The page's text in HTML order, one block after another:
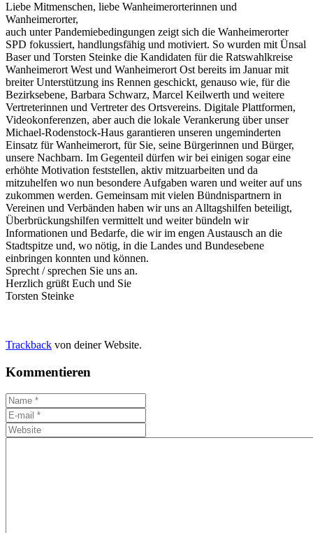
Liebe Mitmenschen, liebe Wanheimerorterinnen und
Wanheimerorter,
auch unter Pandemiebedingungen zeigt sich die Wanheimerorter
SPD fokussiert, handlungsfähig und motiviert. So wurden mit Ünsal
Baser und Torsten Steinke die Kandidaten für die Ratswahlkreise
Wanheimerort West und Wanheimerort Ost bereits im Januar mit
breiter Unterstützung ins Rennen geschickt, genauso wie, für die
Bezirksebene, Barbara Schwarz, Marcel Keilwerth und weitere
Vertreterinnen und Vertreter des Ortsvereins. Digitale Plattformen,
Videokonferenzen, aber auch die lokale Verankerung über unser
Michael-Rodenstock-Haus garantieren unseren ungeminderten
Einsatz für Wanheimerort, für Sie, seine Bürgerinnen und Bürger,
unsere Nachbarn. Im Gegenteil dürfen wir bei einigen sogar eine
erhöhte Motivation feststellen, aktiv mitzuarbeiten und da
mitzuhelfen wo nun besondere Aufgaben waren und weiter auf uns
zukommen werden. Gemeinsam mit vielen Bündnispartnern in
Vereinen und Verbänden haben wir uns an Alltagshilfen beteiligt,
Überbrückungshilfen vermittelt und weiter bündeln wir
Informationen und Bedarfe, die wir im engen Austausch an die
Stadtspitze und, wo nötig, in die Landes und Bundesebene
einbringen konnten und können.
Sprecht / sprechen Sie uns an.
Herzlich grüßt Euch und Sie
Torsten Steinke
Trackback von deiner Website.
Kommentieren